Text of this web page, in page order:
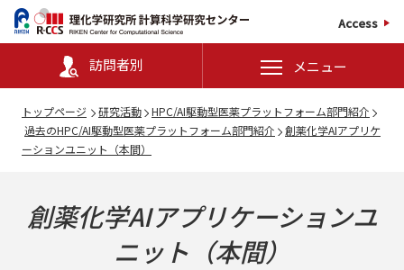
Access
訪問者別 メニュー
トップページ 研究活動
HPC/AI駆動型医薬プラットフォーム部門紹介
過去のHPC/AI駆動型医薬プラットフォーム部門紹介
創薬化学AIアプリケ
ーションユニット（本間）
創薬化学AIアプリケーションユ
ニット（本間）